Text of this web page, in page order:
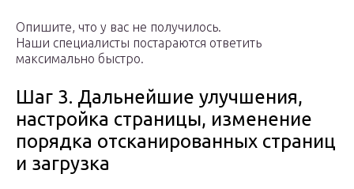
Опишите, что у вас не получилось.
Наши специалисты постараются ответить
максимально быстро.
Шаг 3. Дальнейшие улучшения,
настройка страницы, изменение
порядка отсканированных страниц
и загрузка